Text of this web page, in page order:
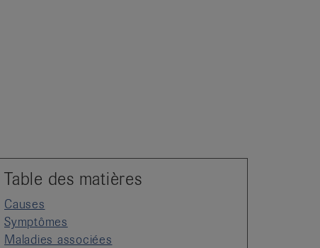
Table des matières
Causes
Symptômes
Maladies associées